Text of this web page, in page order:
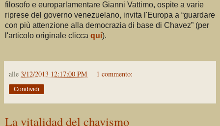
filosofo e europarlamentare Gianni Vattimo, ospite a varie
riprese del governo venezuelano, invita l'Europa a “guardare
con più attenzione alla democrazia di base di Chavez” (per
l'articolo originale clicca qui).
alle 3/12/2013 12:17:00 PM 1 commento:
Condividi
La vitalidad del chavismo